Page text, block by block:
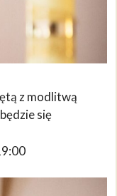
z modlitwą
się